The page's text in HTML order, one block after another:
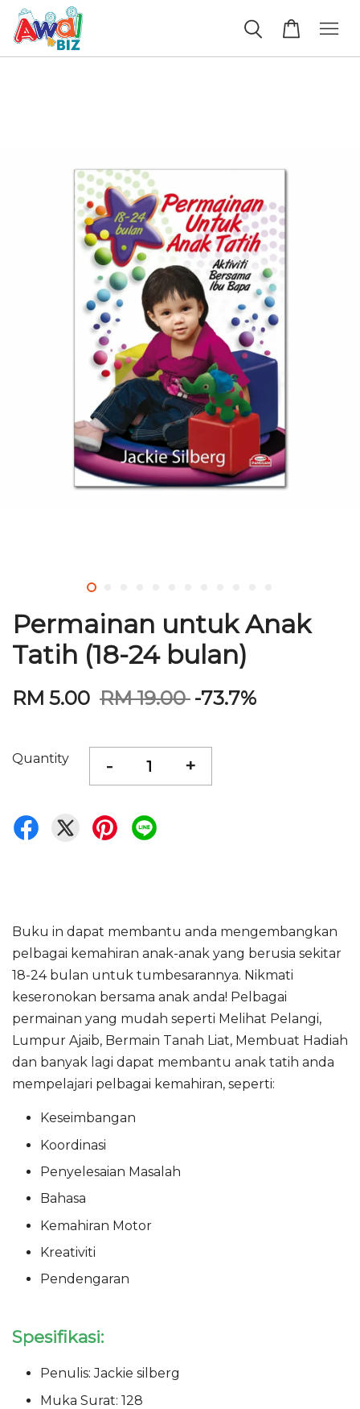
Permainan untuk Anak
Tatih (18-24 bulan)
RM 5.00 RM 19.00 -73.7%
Quantity - +
Buku in dapat membantu anda mengembangkan
pelbagai kemahiran anak-anak yang berusia sekitar
18-24 bulan untuk tumbesarannya. Nikmati
keseronokan bersama anak anda! Pelbagai
permainan yang mudah seperti Melihat Pelangi,
Lumpur Ajaib, Bermain Tanah Liat, Membuat Hadiah
dan banyak lagi dapat membantu anak tatih anda
mempelajari pelbagai kemahiran, seperti:
Keseimbangan
Koordinasi
Penyelesaian Masalah
Bahasa
Kemahiran Motor
Kreativiti
Pendengaran
Spesifikasi:
Penulis: Jackie silberg
Muka Surat: 128